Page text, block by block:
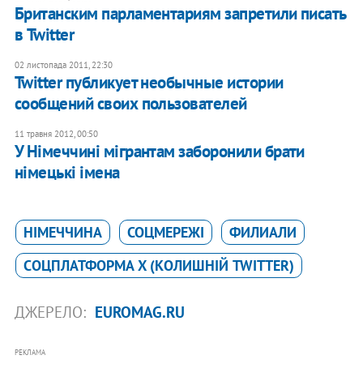
Британским парламентариям запретили писать
в Twitter
02 листопада 2011, 22:30
Twitter публикует необычные истории
сообщений своих пользователей
11 травня 2012, 00:50
У Німеччині мігрантам заборонили брати
німецькі імена
НІМЕЧЧИНА СОЦМЕРЕЖІ
ФИЛИАЛИ
CОЦПЛАТФОРМА X (КОЛИШНІЙ TWITTER)
ДЖЕРЕЛО: EUROMAG.RU
РЕКЛАМА